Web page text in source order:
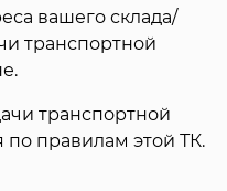
вашего склада/
транспортной
транспортной
по правилам этой ТК.